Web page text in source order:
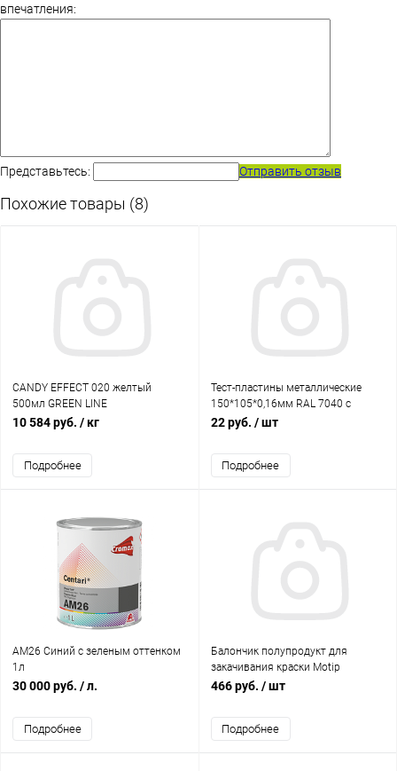
впечатления:
Представьтесь: Отправить отзыв
Похожие товары (8)
CANDY EFFECT 020 желтый
500мл GREEN LINE
10 584 руб. / кг
Подробнее
Тест-пластины металлические
150*105*0,16мм RAL 7040 с
черной полосой H7
22 руб. / шт
Подробнее
AM26 Синий с зеленым оттенком
1л
30 000 руб. / л.
Подробнее
Балончик полупродукт для
закачивания краски Motip
466 руб. / шт
Подробнее